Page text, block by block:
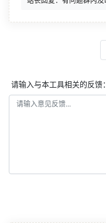
请输入与本工具相关的反馈：